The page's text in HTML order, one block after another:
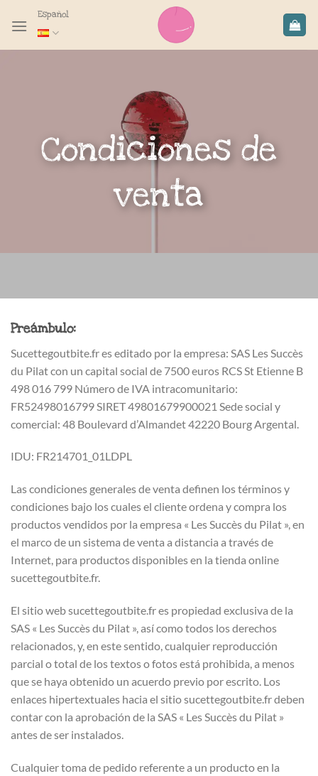
Español
Condiciones de
venta
Preámbulo:
Sucettegoutbite.fr es editado por la empresa: SAS Les Succès
du Pilat con un capital social de 7500 euros RCS St Etienne B
498 016 799 Número de IVA intracomunitario:
FR52498016799 SIRET 49801679900021 Sede social y
comercial: 48 Boulevard d’Almandet 42220 Bourg Argental.
IDU: FR214701_01LDPL
Las condiciones generales de venta definen los términos y
condiciones bajo los cuales el cliente ordena y compra los
productos vendidos por la empresa « Les Succès du Pilat », en
el marco de un sistema de venta a distancia a través de
Internet, para productos disponibles en la tienda online
sucettegoutbite.fr.
El sitio web sucettegoutbite.fr es propiedad exclusiva de la
SAS « Les Succès du Pilat », así como todos los derechos
relacionados, y, en este sentido, cualquier reproducción
parcial o total de los textos o fotos está prohibida, a menos
que se haya obtenido un acuerdo previo por escrito. Los
enlaces hipertextuales hacia el sitio sucettegoutbite.fr deben
contar con la aprobación de la SAS « Les Succès du Pilat »
antes de ser instalados.
Cualquier toma de pedido referente a un producto en la